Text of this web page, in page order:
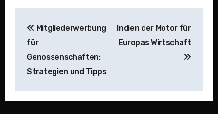
Mitgliederwerbung
für
Genossenschaften:
Strategien und Tipps
Indien der Motor für
Europas Wirtschaft